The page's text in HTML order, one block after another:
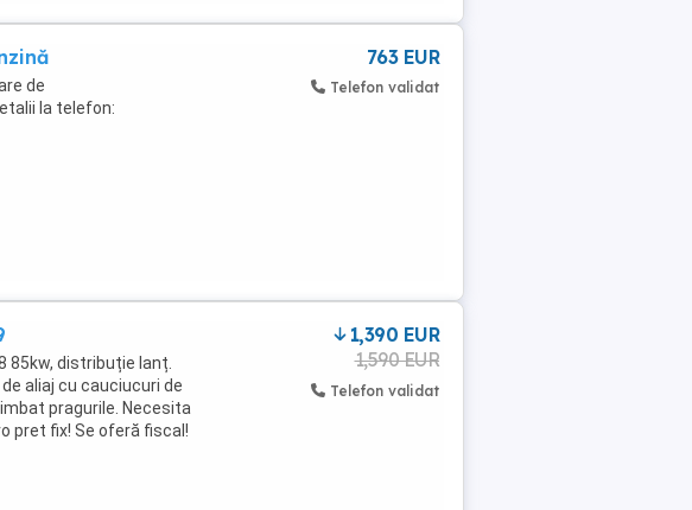
de
la telefon:
763 EUR
Telefon validat
85kw, distribuție lanț.
aliaj cu cauciucuri de
pragurile. Necesita
pret fix! Se oferă fiscal!
1,390 EUR
1,590 EUR
Telefon validat